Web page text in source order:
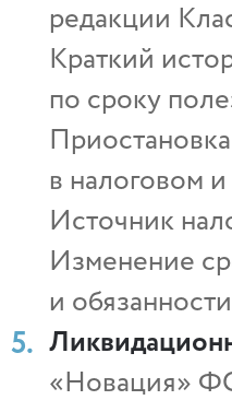
редакции
Краткий
по сроку
в налоговом
Источник
Изменение
и
«Новация»